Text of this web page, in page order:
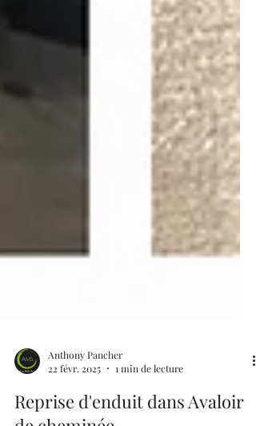
22 févr. 2025
1 min de lecture